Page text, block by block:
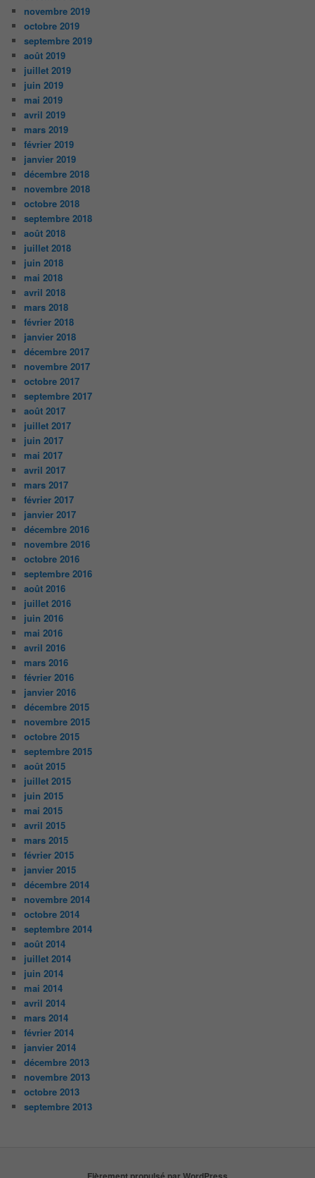
novembre 2019
octobre 2019
septembre 2019
août 2019
juillet 2019
juin 2019
mai 2019
avril 2019
mars 2019
février 2019
janvier 2019
décembre 2018
novembre 2018
octobre 2018
septembre 2018
août 2018
juillet 2018
juin 2018
mai 2018
avril 2018
mars 2018
février 2018
janvier 2018
décembre 2017
novembre 2017
octobre 2017
septembre 2017
août 2017
juillet 2017
juin 2017
mai 2017
avril 2017
mars 2017
février 2017
janvier 2017
décembre 2016
novembre 2016
octobre 2016
septembre 2016
août 2016
juillet 2016
juin 2016
mai 2016
avril 2016
mars 2016
février 2016
janvier 2016
décembre 2015
novembre 2015
octobre 2015
septembre 2015
août 2015
juillet 2015
juin 2015
mai 2015
avril 2015
mars 2015
février 2015
janvier 2015
décembre 2014
novembre 2014
octobre 2014
septembre 2014
août 2014
juillet 2014
juin 2014
mai 2014
avril 2014
mars 2014
février 2014
janvier 2014
décembre 2013
novembre 2013
octobre 2013
septembre 2013